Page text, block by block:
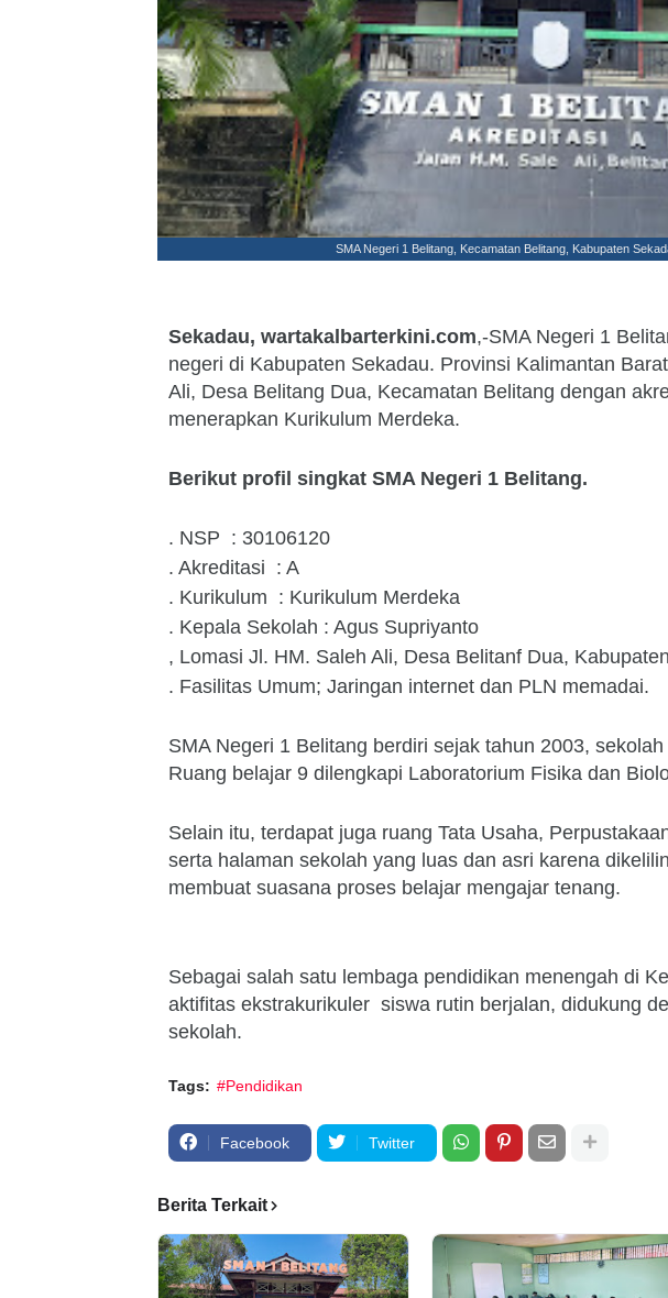
SMA Negeri 1 Belitang, Kecamatan Belitang, Kabupaten
Sekadau, wartakalbarterkini.com,-SMA Negeri 1
negeri di Kabupaten Sekadau. Provinsi Kalimantan
Ali, Desa Belitang Dua, Kecamatan Belitang dengan
menerapkan Kurikulum Merdeka.
Berikut profil singkat SMA Negeri 1 Belitang.
. NSP : 30106120
. Akreditasi : A
. Kurikulum : Kurikulum Merdeka
. Kepala Sekolah : Agus Supriyanto
, Lomasi Jl. HM. Saleh Ali, Desa Belitanf Dua,
. Fasilitas Umum; Jaringan internet dan PLN memadai.
SMA Negeri 1 Belitang berdiri sejak tahun 2003,
Ruang belajar 9 dilengkapi Laboratorium Fisika dan
Selain itu, terdapat juga ruang Tata Usaha,
serta halaman sekolah yang luas dan asri karena
membuat suasana proses belajar mengajar tenang.
Sebagai salah satu lembaga pendidikan menengah di
aktifitas ekstrakurikuler siswa rutin berjalan, didukung
sekolah.
Tags: #Pendidikan
Facebook Twitter
Berita Terkait